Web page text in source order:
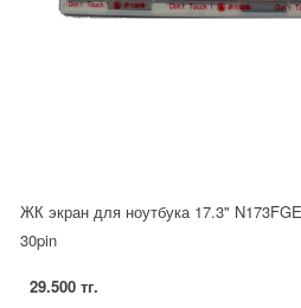
ЖК экран для ноутбука 17.3"
30pin
29.500 тг.